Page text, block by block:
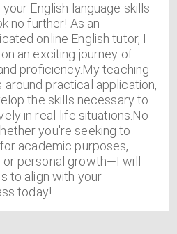
English language skills
no further! As an
online English tutor, I
an exciting journey of
proficiency.My teaching
practical application,
the skills necessary to
in real-life situations.No
you're seeking to
academic purposes,
personal growth—I will
to align with your
today!